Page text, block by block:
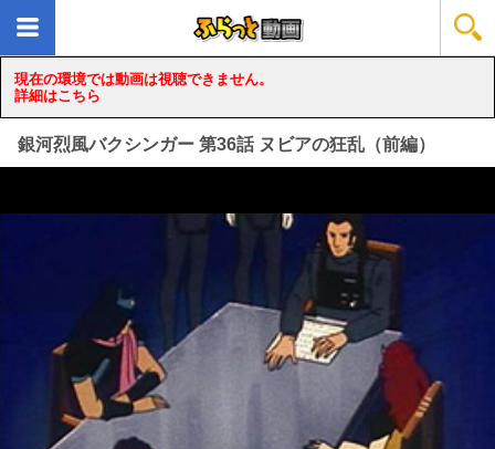
現在の環境では動画は視聴できません。
詳細はこちら
銀河烈風バクシンガー 第36話 ヌビアの狂乱（前編）
loading...